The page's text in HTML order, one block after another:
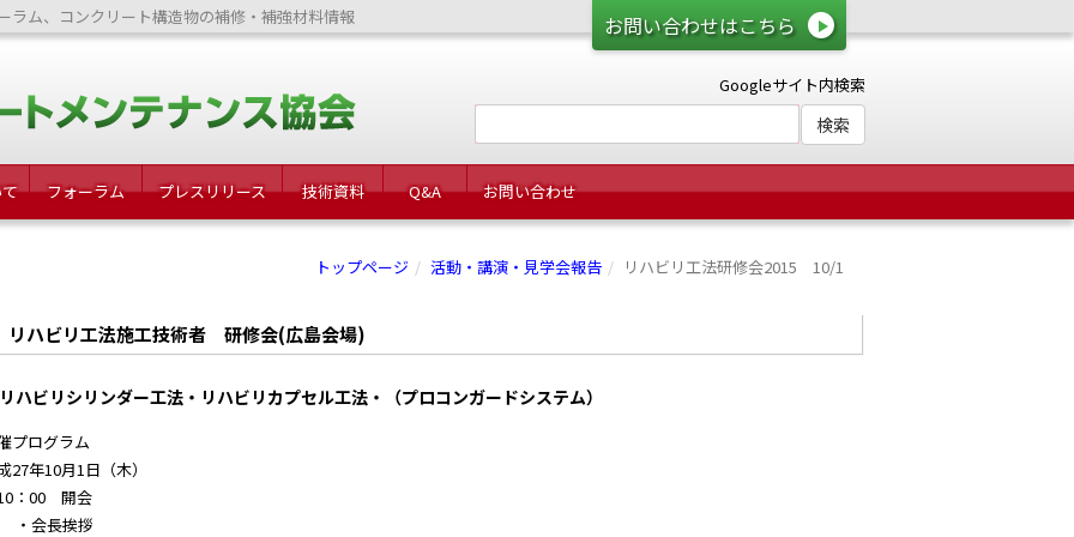
お問い合わせはこちら
ラム、コンクリート構造物の補修・補強材料情報
Googleサイト内検索
フォーラム プレスリリース 技術資料 Q&A お問い合わせ
トップページ 活動・講演・見学会報告 リハビリ工法研修会2015 10/1
リハビリ工法施工技術者 研修会(広島会場)
リハビリシリンダー工法・リハビリカプセル工法・（プロコンガードシステム）
プログラム
27年10月1日（木）
00 開会
長挨拶